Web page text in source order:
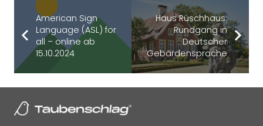
American Sign
Language (ASL) for
all – online ab
15.10.2024
Haus Rüschhaus:
Rundgang in
Deutscher
Gebärdensprache